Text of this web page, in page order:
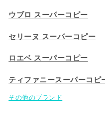
ウブロ スーパーコピー
セリーヌ スーパーコピー​
ロエベ スーパーコピー
ティファニースーパーコピ
その他のブランド